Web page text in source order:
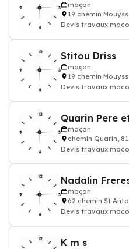
maçon
19 chemin
Devis travaux
Stitou Driss
maçon
19 chemin
Devis travaux
Quarin Pere
maçon
chemin Quarin,
Devis travaux
Nadalin
maçon
62 chemin St
Devis travaux
K m s